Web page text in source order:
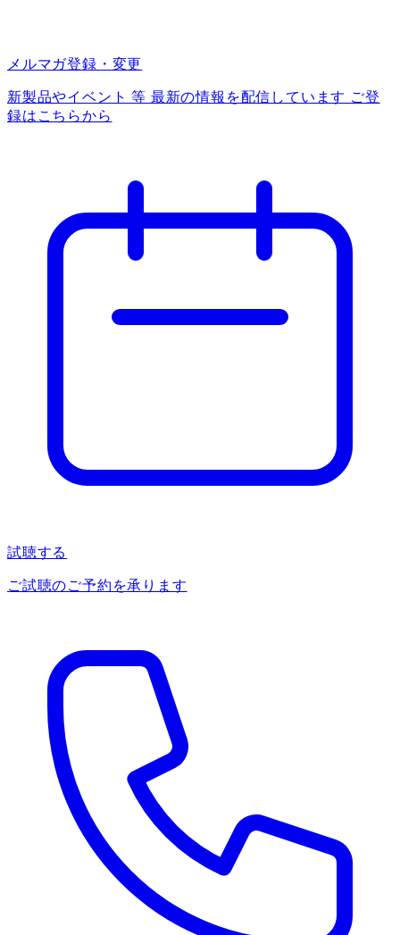
メルマガ登録・変更
新製品やイベント 等 最新の情報を配信しています ご登
録はこちらから
試聴する
ご試聴のご予約を承ります